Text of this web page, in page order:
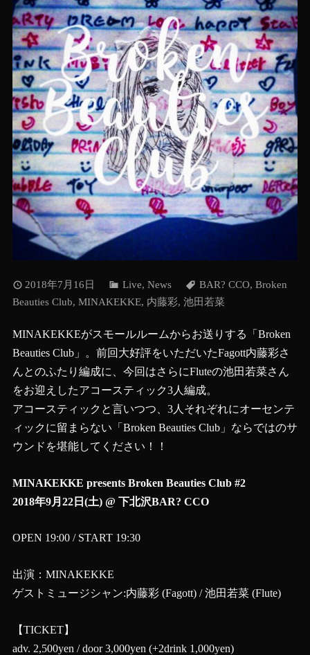
2018年7月16日 Live, News BAR? CCO, Broken
Beauties Club, MINAKEKKE, 内藤彩, 池田若菜
MINAKEKKEがスモールルームからお送りする「Broken
Beauties Club」。前回大好評をいただいたFagott内藤彩さ
んとのふたり編成に、今回はさらにFluteの池田若菜さん
をお迎えしたアコースティック3人編成。
アコースティックと言いつつ、3人それぞれにオーセンテ
ィックに留まらない「Broken Beauties Club」ならではのサ
ウンドを堪能してください！！
MINAKEKKE presents Broken Beauties Club #2
2018年9月22日(土) @ 下北沢BAR? CCO
OPEN 19:00 / START 19:30
出演：MINAKEKKE
ゲストミュージシャン:内藤彩 (Fagott) / 池田若菜 (Flute)
【TICKET】
adv. 2,500yen / door 3,000yen (+2drink 1,000yen)